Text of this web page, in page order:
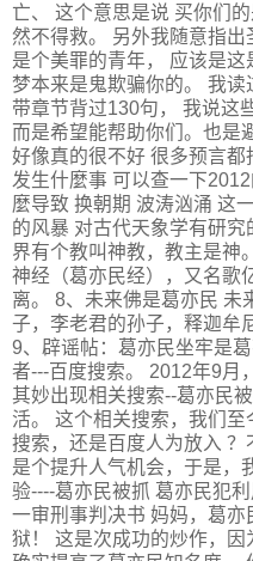
亡、 这个意思是说 买你们
然不得救。 另外我随意指
是个美罪的青年， 应该是
梦本来是鬼欺骗你的。 我
带章节背过130句， 我说这
而是希望能帮助你们。也是
好像真的很不好 很多预言
发生什麼事 可以查一下
麼导致 换朝期 波涛汹涌 这
的风暴 对古代天象学有研
界有个教叫神教，教主是神
神经（葛亦民经），又名歌
离。 8、未来佛是葛亦民
子，李老君的孙子，释迦牟
9、辟谣帖：葛亦民坐牢是
者---百度搜索。 2012年9月
其妙出现相关搜索--葛亦民
活。 这个相关搜索，我们
搜索，还是百度人为放入
是个提升人气机会，于是，
验----葛亦民被抓 葛亦民犯
一审刑事判决书 妈妈，葛
狱！ 这是次成功的炒作，因